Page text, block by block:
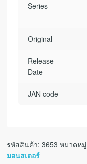
Series
Original
Release
Date
JAN code
รหัสสินค้า: 3653 หมวดหมู่:
มอนสเตอร์